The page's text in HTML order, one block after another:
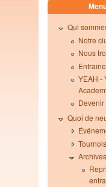
Qui
Notre
Nous
YEAH -
Devenir
Quoi de
Archives